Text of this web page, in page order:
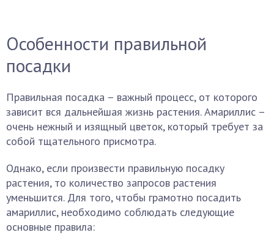
Особенности правильной
посадки
Правильная посадка – важный процесс, от которого
зависит вся дальнейшая жизнь растения. Амариллис –
очень нежный и изящный цветок, который требует за
собой тщательного присмотра.
Однако, если произвести правильную посадку
растения, то количество запросов растения
уменьшится. Для того, чтобы грамотно посадить
амариллис, необходимо соблюдать следующие
основные правила: